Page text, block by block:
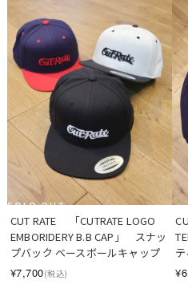
SOLD OUT
CUT RATE 　「CUTRATE LOGO
EMBORIDERY B.B CAP」　スナッ
プバック ベースボールキャップ
¥7,700(税込)